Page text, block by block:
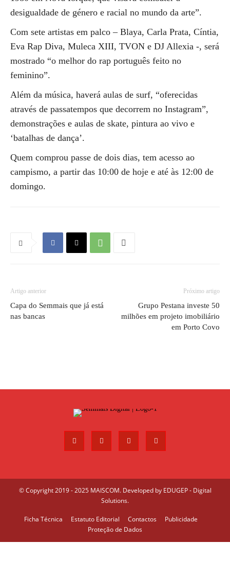
desigualdade de género e racial no mundo da arte”.
Com sete artistas em palco – Blaya, Carla Prata, Cíntia,
Eva Rap Diva, Muleca XIII, TVON e DJ Allexia -, será
mostrado “o melhor do rap português feito no
feminino”.
Além da música, haverá aulas de surf, “oferecidas
através de passatempos que decorrem no Instagram”,
demonstrações e aulas de skate, pintura ao vivo e
‘batalhas de dança’.
Quem comprou passe de dois dias, tem acesso ao
campismo, a partir das 10:00 de hoje e até às 12:00 de
domingo.
Artigo anterior
Capa do Semmais que já está
nas bancas
Próximo artigo
Grupo Pestana investe 50
milhões em projeto imobiliário
em Porto Covo
© Copyright 2019 - 2025 MAISCOM. Developed by EDUGEP - Digital
Solutions.
Ficha Técnica Estatuto Editorial Contactos
Publicidade
Proteção de Dados